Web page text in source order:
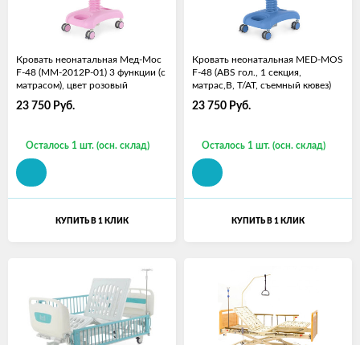
Кровать неонатальная Мед-Мос
F-48 (MM-2012Р-01) 3 функции (с
матрасом), цвет розовый
23 750 Руб.
Осталось 1 шт. (осн. склад)
КУПИТЬ В 1 КЛИК
Кровать неонатальная MED-MOS
F-48 (ABS гол., 1 секция,
матрас,В, Т/АТ, съемный кювез)
23 750 Руб.
Осталось 1 шт. (осн. склад)
КУПИТЬ В 1 КЛИК